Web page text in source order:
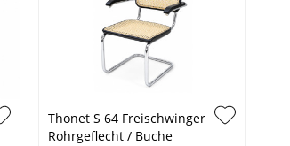
Thonet S 64 Freischwinger
Rohrgeflecht / Buche